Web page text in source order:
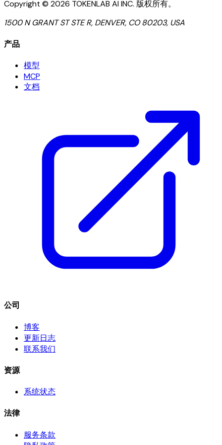
Copyright © 2026 TOKENLAB AI INC. 版权所有。
1500 N GRANT ST STE R, DENVER, CO 80203, USA
产品
模型
MCP
文档
公司
博客
更新日志
联系我们
资源
系统状态
法律
服务条款